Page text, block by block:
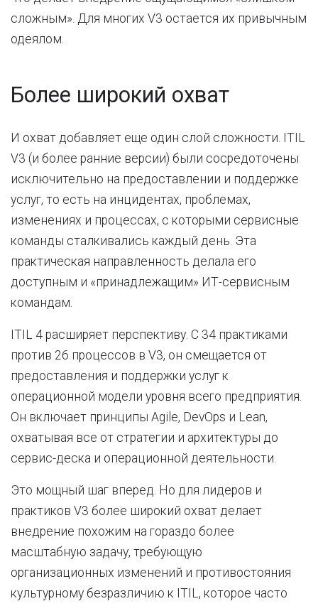
сложным». Для многих V3 остается их привычным
одеялом.
Более широкий охват
И охват добавляет еще один слой сложности. ITIL
V3 (и более ранние версии) были сосредоточены
исключительно на предоставлении и поддержке
услуг, то есть на инцидентах, проблемах,
изменениях и процессах, с которыми сервисные
команды сталкивались каждый день. Эта
практическая направленность делала его
доступным и «принадлежащим» ИТ-сервисным
командам.
ITIL 4 расширяет перспективу. С 34 практиками
против 26 процессов в V3, он смещается от
предоставления и поддержки услуг к
операционной модели уровня всего предприятия.
Он включает принципы Agile, DevOps и Lean,
охватывая все от стратегии и архитектуры до
сервис-деска и операционной деятельности.
Это мощный шаг вперед. Но для лидеров и
практиков V3 более широкий охват делает
внедрение похожим на гораздо более
масштабную задачу, требующую
организационных изменений и противостояния
культурному безразличию к ITIL, которое часто